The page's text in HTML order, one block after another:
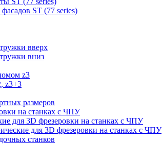
ST (77 series)
вверх
вниз
z3
z3+3
размеров
на станках с ЧПУ
для 3D фрезеровки на станках с ЧПУ
для 3D фрезеровки на станках с ЧПУ
станков